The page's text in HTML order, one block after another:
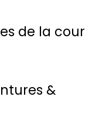
de la cour
&